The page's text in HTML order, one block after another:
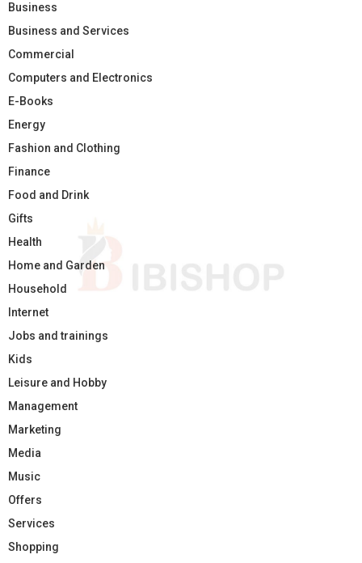
Business
Business and Services
Commercial
Computers and Electronics
E-Books
Energy
Fashion and Clothing
Finance
Food and Drink
Gifts
Health
Home and Garden
Household
Internet
Jobs and trainings
Kids
Leisure and Hobby
Management
Marketing
Media
Music
Offers
Services
Shopping